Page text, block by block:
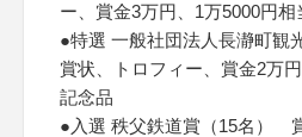
ー、賞金3万円、1万5000円
●特選 一般社団法人長瀞町観
賞状、トロフィー、賞金2万
記念品
●入選 秩父鉄道賞（15名）